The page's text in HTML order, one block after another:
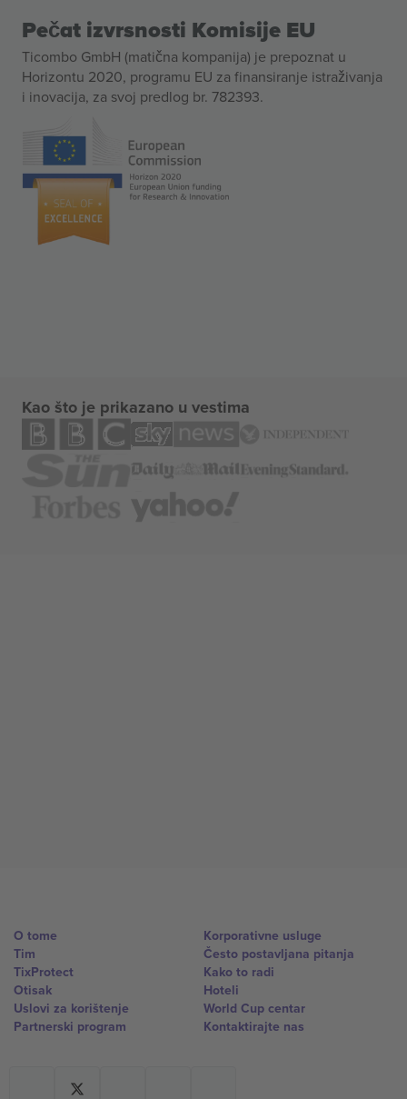
Pečat izvrsnosti Komisije EU
Ticombo GmbH (matična kompanija) je prepoznat u
Horizontu 2020, programu EU za finansiranje istraživanja
i inovacija, za svoj predlog br. 782393.
Kao što je prikazano u vestima
O tome
Tim
TixProtect
Otisak
Uslovi za korištenje
Partnerski program
Korporativne usluge
Često postavljana pitanja
Kako to radi
Hoteli
World Cup centar
Kontaktirajte nas